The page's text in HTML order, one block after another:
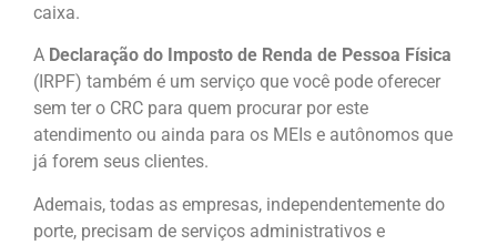
caixa.
A Declaração do Imposto de Renda de Pessoa Física
(IRPF) também é um serviço que você pode oferecer
sem ter o CRC para quem procurar por este
atendimento ou ainda para os MEIs e autônomos que
já forem seus clientes.
Ademais, todas as empresas, independentemente do
porte, precisam de serviços administrativos e